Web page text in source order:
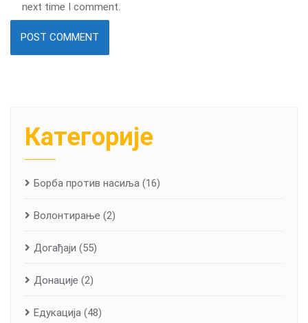
next time I comment.
Категорије
Борба против насиља (16)
Волонтирање (2)
Догађаји (55)
Донације (2)
Едукација (48)